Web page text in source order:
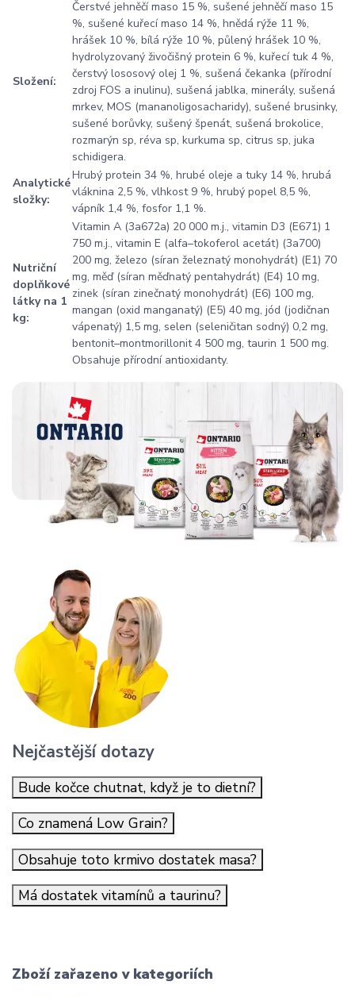
Složení:
Čerstvé jehněčí maso 15 %, sušené jehněčí maso 15
%, sušené kuřecí maso 14 %, hnědá rýže 11 %,
hrášek 10 %, bílá rýže 10 %, půlený hrášek 10 %,
hydrolyzovaný živočišný protein 6 %, kuřecí tuk 4 %,
čerstvý lososový olej 1 %, sušená čekanka (přírodní
zdroj FOS a inulinu), sušená jablka, minerály, sušená
mrkev, MOS (mananoligosacharidy), sušené brusinky,
sušené borůvky, sušený špenát, sušená brokolice,
rozmarýn sp, réva sp, kurkuma sp, citrus sp, juka
schidigera.
Analytické
složky:
Hrubý protein 34 %, hrubé oleje a tuky 14 %, hrubá
vláknina 2,5 %, vlhkost 9 %, hrubý popel 8,5 %,
vápník 1,4 %, fosfor 1,1 %.
Nutriční
doplňkové
látky na 1
kg:
Vitamin A (3a672a) 20 000 m.j., vitamin D3 (E671) 1
750 m.j., vitamin E (alfa–tokoferol acetát) (3a700)
200 mg, železo (síran železnatý monohydrát) (E1) 70
mg, měď (síran měďnatý pentahydrát) (E4) 10 mg,
zinek (síran zinečnatý monohydrát) (E6) 100 mg,
mangan (oxid manganatý) (E5) 40 mg, jód (jodičnan
vápenatý) 1,5 mg, selen (seleničitan sodný) 0,2 mg,
bentonit–montmorillonit 4 500 mg, taurin 1 500 mg.
Obsahuje přírodní antioxidanty.
Nejčastější dotazy
Bude kočce chutnat, když je to dietní?
Co znamená Low Grain?
Obsahuje toto krmivo dostatek masa?
Má dostatek vitamínů a taurinu?
Zboží zařazeno v kategoriích